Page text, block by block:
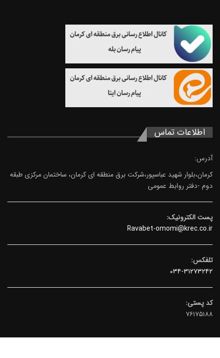
اطلاعات تماس
آدرس:
کرمان،بلوار شهید عباسپور،شرکت برق منطقه ای کرمان، ساختمان مرکزی طبقه
دوم -دفتر روابط عمومی
پست الکترونیک:
Ravabet-omomi@krec.co.ir
تلفکس:
۰۳۴-۳۱۲۷۳۲۴۲
کد پستی:
۷۶۱۷۵۱۸۸